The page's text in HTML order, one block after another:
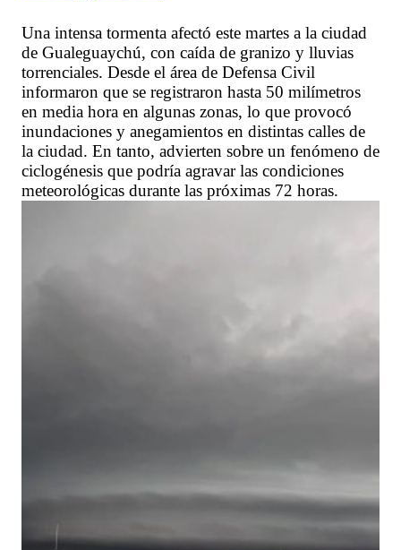
Una intensa tormenta afectó este martes a la ciudad
de Gualeguaychú, con caída de granizo y lluvias
torrenciales. Desde el área de Defensa Civil
informaron que se registraron hasta 50 milímetros
en media hora en algunas zonas, lo que provocó
inundaciones y anegamientos en distintas calles de
la ciudad. En tanto, advierten sobre un fenómeno de
ciclogénesis que podría agravar las condiciones
meteorológicas durante las próximas 72 horas.